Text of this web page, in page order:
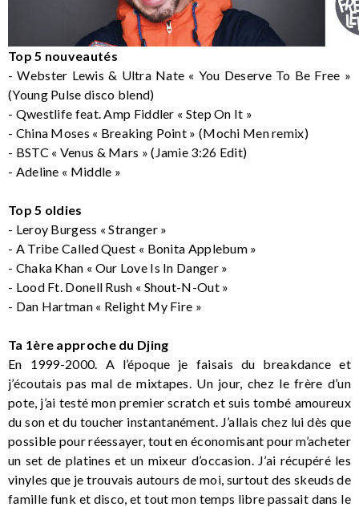
Top 5 nouveautés
- Webster Lewis & Ultra Nate « You Deserve To Be Free »
(Young Pulse disco blend)
- Qwestlife feat. Amp Fiddler « Step On It »
- China Moses « Breaking Point » (Mochi Men remix)
- BSTC « Venus & Mars » (Jamie 3:26 Edit)
- Adeline « Middle »
Top 5 oldies
- Leroy Burgess « Stranger »
- A Tribe Called Quest « Bonita Applebum »
- Chaka Khan « Our Love Is In Danger »
- Lood Ft. Donell Rush « Shout-N-Out »
- Dan Hartman « Relight My Fire »
Ta 1ère approche du Djing
En 1999-2000. A l’époque je faisais du breakdance et
j’écoutais pas mal de mixtapes. Un jour, chez le frère d’un
pote, j’ai testé mon premier scratch et suis tombé amoureux
du son et du toucher instantanément. J’allais chez lui dès que
possible pour réessayer, tout en économisant pour m’acheter
un set de platines et un mixeur d’occasion. J’ai récupéré les
vinyles que je trouvais autours de moi, surtout des skeuds de
famille funk et disco, et tout mon temps libre passait dans le